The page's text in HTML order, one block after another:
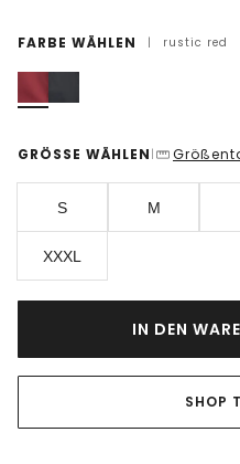
FARBE WÄHLEN | rustic red
GRÖSSE WÄHLEN |
S M
XXXL
IN DEN
SHOP